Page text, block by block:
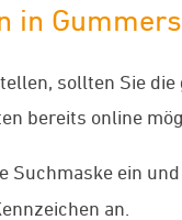
in
sollten Sie
bereits online
Suchmaske ein
an.